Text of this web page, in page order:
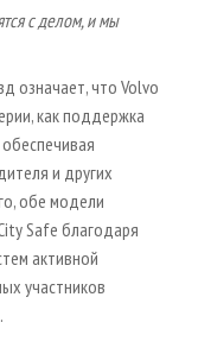
с делом, и мы
означает, что Volvo
как поддержка
и других
обе модели
Safe благодаря
активной
участников